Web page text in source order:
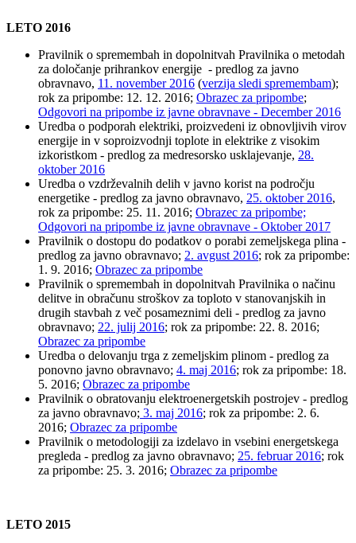
LETO 2016
Pravilnik o spremembah in dopolnitvah Pravilnika o metodah
za določanje prihrankov energije - predlog za javno
obravnavo, 11. november 2016 (verzija sledi spremembam);
rok za pripombe: 12. 12. 2016; Obrazec za pripombe;
Odgovori na pripombe iz javne obravnave - December 2016
Uredba o podporah elektriki, proizvedeni iz obnovljivih virov
energije in v soproizvodnji toplote in elektrike z visokim
izkoristkom - predlog za medresorsko usklajevanje, 28.
oktober 2016
Uredba o vzdrževalnih delih v javno korist na področju
energetike - predlog za javno obravnavo, 25. oktober 2016,
rok za pripombe: 25. 11. 2016; Obrazec za pripombe;
Odgovori na pripombe iz javne obravnave - Oktober 2017
Pravilnik o dostopu do podatkov o porabi zemeljskega plina -
predlog za javno obravnavo; 2. avgust 2016; rok za pripombe:
1. 9. 2016; Obrazec za pripombe
Pravilnik o spremembah in dopolnitvah Pravilnika o načinu
delitve in obračunu stroškov za toploto v stanovanjskih in
drugih stavbah z več posameznimi deli - predlog za javno
obravnavo; 22. julij 2016; rok za pripombe: 22. 8. 2016;
Obrazec za pripombe
Uredba o delovanju trga z zemeljskim plinom - predlog za
ponovno javno obravnavo; 4. maj 2016; rok za pripombe: 18.
5. 2016; Obrazec za pripombe
Pravilnik o obratovanju elektroenergetskih postrojev - predlog
za javno obravnavo; 3. maj 2016; rok za pripombe: 2. 6.
2016; Obrazec za pripombe
Pravilnik o metodologiji za izdelavo in vsebini energetskega
pregleda - predlog za javno obravnavo; 25. februar 2016; rok
za pripombe: 25. 3. 2016; Obrazec za pripombe
LETO 2015